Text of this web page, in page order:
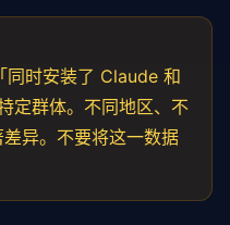
同时安装了 Claude 和
定群体。不同地区、不
异。不要将这一数据